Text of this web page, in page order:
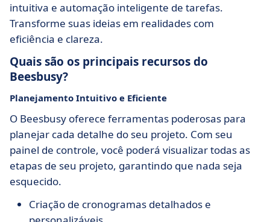
intuitiva e automação inteligente de tarefas.
Transforme suas ideias em realidades com
eficiência e clareza.
Quais são os principais recursos do
Beesbusy?
Planejamento Intuitivo e Eficiente
O Beesbusy oferece ferramentas poderosas para
planejar cada detalhe do seu projeto. Com seu
painel de controle, você poderá visualizar todas as
etapas de seu projeto, garantindo que nada seja
esquecido.
Criação de cronogramas detalhados e